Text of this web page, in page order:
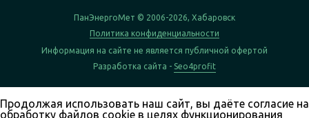
ПанЭнергоМет © 2006-2026, Хабаровск
Политика конфиденциальности
Информация на сайте не является публичной офертой
Разработка сайта - Seo4profit
Продолжая использовать наш сайт, вы даёте согласие на
обработку файлов cookie в целях функционирования